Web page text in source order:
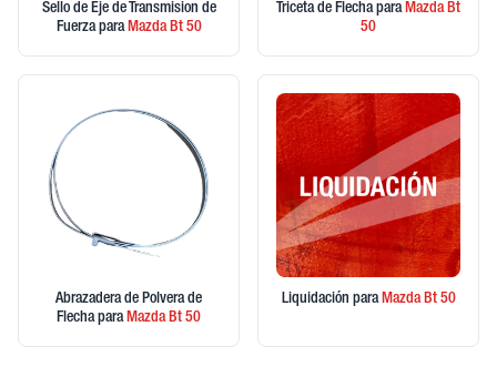
Sello de Eje de Transmision de
Fuerza paraMazdaBt 50
Triceta de Flecha paraMazdaBt
50
Abrazadera de Polvera de
Flecha paraMazdaBt 50
Liquidación paraMazdaBt 50